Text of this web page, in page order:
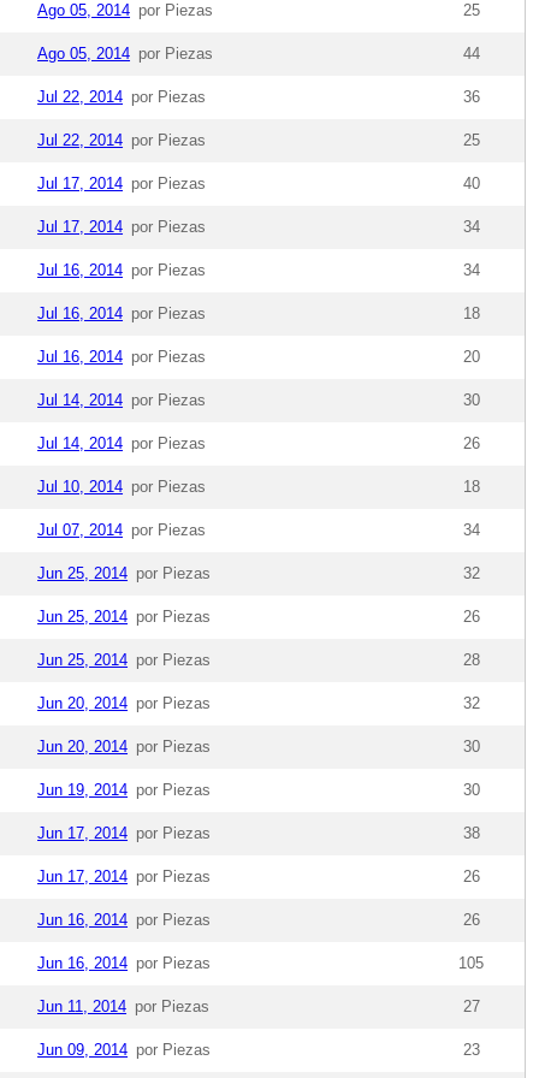
Ago 05, 2014 por Piezas 25
Ago 05, 2014 por Piezas 44
Jul 22, 2014 por Piezas 36
Jul 22, 2014 por Piezas 25
Jul 17, 2014 por Piezas 40
Jul 17, 2014 por Piezas 34
Jul 16, 2014 por Piezas 34
Jul 16, 2014 por Piezas 18
Jul 16, 2014 por Piezas 20
Jul 14, 2014 por Piezas 30
Jul 14, 2014 por Piezas 26
Jul 10, 2014 por Piezas 18
Jul 07, 2014 por Piezas 34
Jun 25, 2014 por Piezas 32
Jun 25, 2014 por Piezas 26
Jun 25, 2014 por Piezas 28
Jun 20, 2014 por Piezas 32
Jun 20, 2014 por Piezas 30
Jun 19, 2014 por Piezas 30
Jun 17, 2014 por Piezas 38
Jun 17, 2014 por Piezas 26
Jun 16, 2014 por Piezas 26
Jun 16, 2014 por Piezas 105
Jun 11, 2014 por Piezas 27
Jun 09, 2014 por Piezas 23